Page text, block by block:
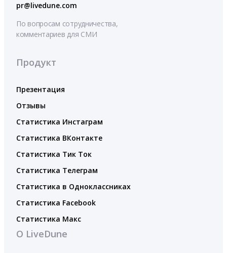
pr@livedune.com
По вопросам сотрудничества,
комментариев для СМИ
Продукт
Презентация
Отзывы
Статистика Инстаграм
Статистика ВКонтакте
Статистика Тик Ток
Статистика Телеграм
Статистика в Одноклассниках
Статистика Facebook
Статистика Макс
О LiveDune